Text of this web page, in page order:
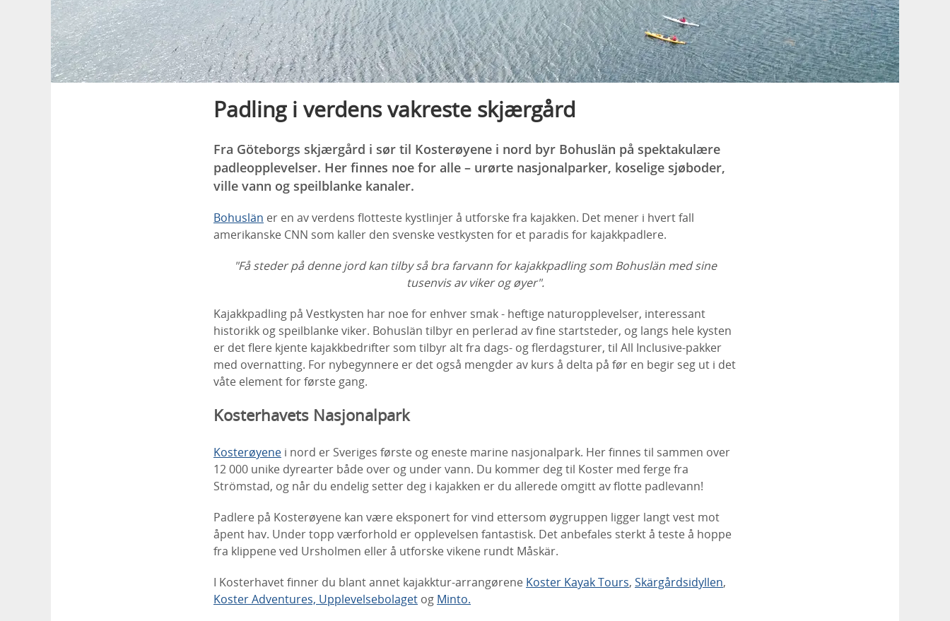
Padling i verdens vakreste skjærgård
Fra Göteborgs skjærgård i sør til Kosterøyene i nord byr Bohuslän på spektakulære
padleopplevelser. Her finnes noe for alle – urørte nasjonalparker, koselige sjøboder,
ville vann og speilblanke kanaler.
Bohuslän er en av verdens flotteste kystlinjer å utforske fra kajakken. Det mener i hvert fall
amerikanske CNN som kaller den svenske vestkysten for et paradis for kajakkpadlere.
"Få steder på denne jord kan tilby så bra farvann for kajakkpadling som Bohuslän med sine
tusenvis av viker og øyer".
Kajakkpadling på Vestkysten har noe for enhver smak - heftige naturopplevelser, interessant
historikk og speilblanke viker. Bohuslän tilbyr en perlerad av fine startsteder, og langs hele kysten
er det flere kjente kajakkbedrifter som tilbyr alt fra dags- og flerdagsturer, til All Inclusive-pakker
med overnatting. For nybegynnere er det også mengder av kurs å delta på før en begir seg ut i det
våte element for første gang.
Kosterhavets Nasjonalpark
Kosterøyene i nord er Sveriges første og eneste marine nasjonalpark. Her finnes til sammen over
12 000 unike dyrearter både over og under vann. Du kommer deg til Koster med ferge fra
Strömstad, og når du endelig setter deg i kajakken er du allerede omgitt av flotte padlevann!
Padlere på Kosterøyene kan være eksponert for vind ettersom øygruppen ligger langt vest mot
åpent hav. Under topp værforhold er opplevelsen fantastisk. Det anbefales sterkt å teste å hoppe
fra klippene ved Ursholmen eller å utforske vikene rundt Måskär.
I Kosterhavet finner du blant annet kajakktur-arrangørene Koster Kayak Tours, Skärgårdsidyllen,
Koster Adventures, Upplevelsebolaget og Minto.